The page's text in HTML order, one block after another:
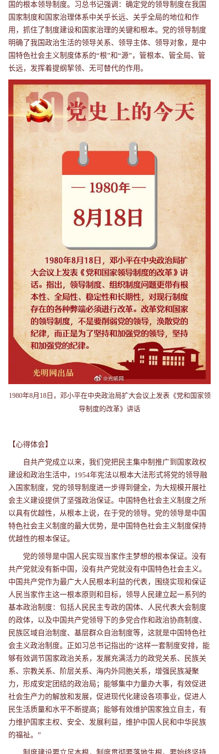
国的根本领导制度。习总书记强调：确定党的领导制度在我国
国家制度和国家治理体系中关乎长远、关乎全局的地位和作
用，抓住了制度建设和国家治理的关键和根本。党的领导制度
明确了我国政治生活的领导关系、领导主体、领导对象，是中
国特色社会主义制度体系的“根”和“源”，管根本、管全局、管
长远，发挥着提纲挈领、无可替代的作用。
1980年8月18日，邓小平在中央政治局扩大会议上发表《党和国家领
导制度的改革》讲话
【心得体会】
自共产党成立以来，我们党把民主集中制推广到国家政权
建设和政治生活中，1954年宪法以根本大法形式将党的领导融
入国家制度，党的领导制度进一步得到健全，为大规模开展社
会主义建设提供了坚强政治保证。中国特色社会主义制度之所
以具有优越性，从根本上说，在于党的领导。党的领导是中国
特色社会主义制度的最大优势，是中国特色社会主义制度保持
优越性的根本保证。
党的领导是中国人民实现当家作主梦想的根本保证。没有
共产党就没有新中国，没有共产党就没有中国特色社会主义。
中国共产党作为最广大人民根本利益的代表，围绕实现和保证
人民当家作主这一根本原则和目标，领导人民建立起一系列的
基本政治制度：包括人民民主专政的国体、人民代表大会制度
的政体，以及中国共产党领导下的多党合作和政治协商制度、
民族区域自治制度、基层群众自治制度等，这就是中国特色社
会主义政治制度。正如习总书记指出的“这样一套制度安排，能
够有效调节国家政治关系，发展充满活力的政党关系、民族关
系、宗教关系、阶层关系、海内外同胞关系，增强民族凝聚
力，形成安定团结的政治局；能够集中力量办大事，有效促进
社会生产力的解放和发展，促进现代化建设各项事业，促进人
民生活质量和水平不断提高；能够有效维护国家独立自主，有
力维护国家主权、安全、发展利益，维护中国人民和中华民族
的福祉。”